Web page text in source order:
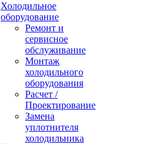
Холодильное
оборудование
Ремонт и
сервисное
обслуживание
Монтаж
холодильного
оборудования
Расчет /
Проектирование
Замена
уплотнителя
холодильника